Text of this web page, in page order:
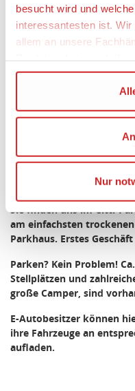
besucht wird und
interessantesten ist.
allem an unsere
Wir verwenden den
Dienste einzubinden.
Wenn Sie auf „Alles
Ihrer
Die USA ist ein
Kommission erfasst
Schutzniveau für
Verbindung mit
eines angemessenen
Verarbeitung von Daten
Sie können die Cookie-
Nur
namhafte Spieleverlage
zahlreiche Saison- und
Modelleisenbahner,
Funktions-Modellbauer,
Unser stationäres
jeweils 11 Stunden, für
auf Ihren Besuch.
Sie finden uns im Citti-
am einfachsten
Parkhaus. Erstes
Parken? Kein Problem!
Stellplätzen und
große Camper, sind
E-Autobesitzer können
ihre Fahrzeuge an
aufladen.